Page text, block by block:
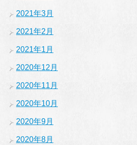
2021年3月
2021年2月
2021年1月
2020年12月
2020年11月
2020年10月
2020年9月
2020年8月